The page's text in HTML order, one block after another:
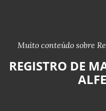
Muito conteúdo sobre
REGISTRO DE